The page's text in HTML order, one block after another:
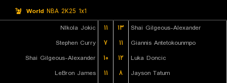
World NBA 2K25 1x1
NIkola Jokic
۱۱ ۱۳
Shai Gilgeous-Alexander
Stephen Curry
۷ ۱۱
Giannis Antetokounmpo
Shai Gilgeous-Alexander
۱۰ ۱۲
Luka Doncic
LeBron James
۱۱ ۸
Jayson Tatum